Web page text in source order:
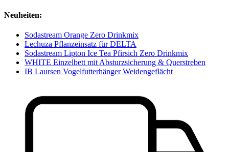
Neuheiten:
Sodastream Orange Zero Drinkmix
Lechuza Pflanzeinsatz für DELTA
Sodastream Lipton Ice Tea Pfirsich Zero Drinkmix
WHITE Einzelbett mit Absturzsicherung & Querstreben
IB Laursen Vogelfutterhänger Weidengeflächt